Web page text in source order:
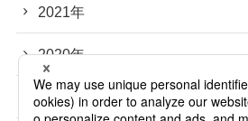
2021年
2020年
2019年